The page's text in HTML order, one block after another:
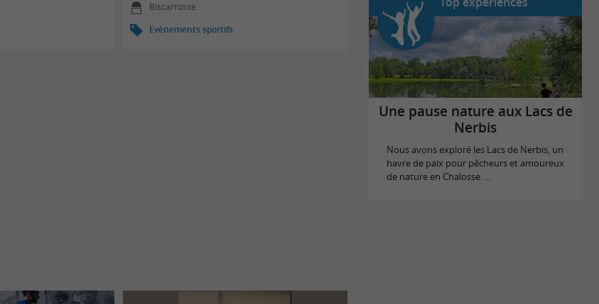
Biscarrosse
Evènements sportifs
Une pause nature aux Lacs de
Nerbis
Nous avons exploré les Lacs de Nerbis, un
havre de paix pour pêcheurs et amoureux
de nature en Chalosse. ...